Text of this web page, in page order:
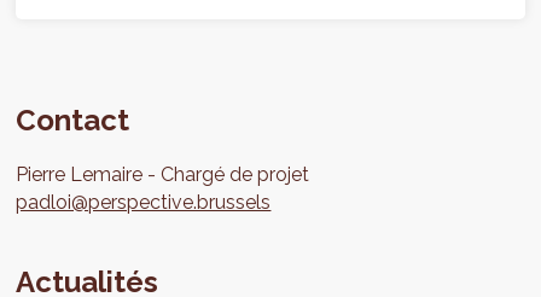
Contact
Pierre Lemaire
Chargé de projet
padloi@perspective.brussels
Actualités